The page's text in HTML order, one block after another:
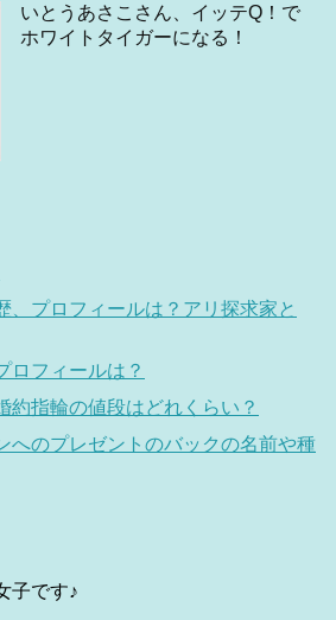
いとうあさこさん、イッテQ！で
ホワイトタイガーになる！
、プロフィールは？アリ探求家と
ロフィールは？
約指輪の値段はどれくらい？
へのプレゼントのバックの名前や種
子です♪